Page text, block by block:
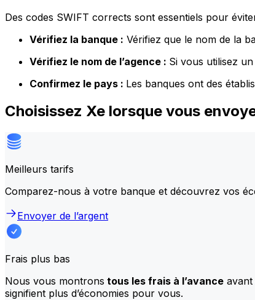
Des codes SWIFT corrects sont essentiels pour
Vérifiez la banque : Vérifiez que le nom de la
Vérifiez le nom de l’agence : Si vous utilisez
Confirmez le pays : Les banques ont des
Choisissez Xe lorsque vous
Meilleurs tarifs
Comparez-nous à votre banque et découvrez vos
Envoyer de l’argent
Frais plus bas
Nous vous montrons tous les frais à l’avance
signifient plus d’économies pour vous.